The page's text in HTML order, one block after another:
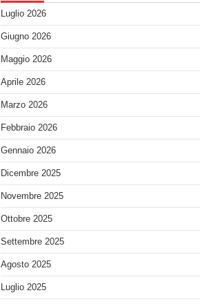
Luglio 2026
Giugno 2026
Maggio 2026
Aprile 2026
Marzo 2026
Febbraio 2026
Gennaio 2026
Dicembre 2025
Novembre 2025
Ottobre 2025
Settembre 2025
Agosto 2025
Luglio 2025